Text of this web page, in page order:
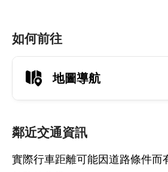
如何前往
地圖導航
鄰近交通資訊
實際行車距離可能因道路條件而